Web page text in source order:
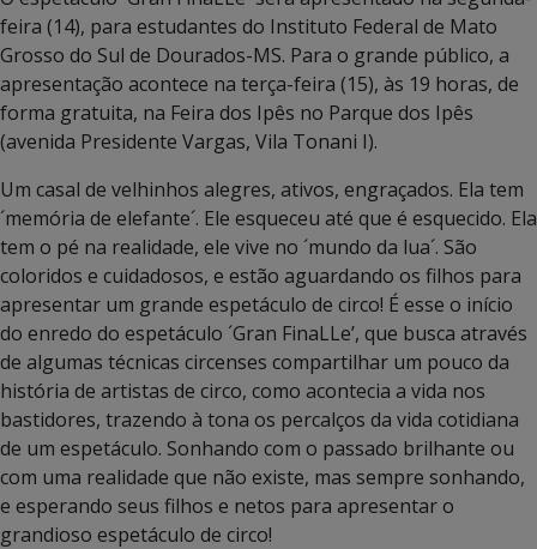
feira (14), para estudantes do Instituto Federal de Mato
Grosso do Sul de Dourados-MS. Para o grande público, a
apresentação acontece na terça-feira (15), às 19 horas, de
forma gratuita, na Feira dos Ipês no Parque dos Ipês
(avenida Presidente Vargas, Vila Tonani I).
Um casal de velhinhos alegres, ativos, engraçados. Ela tem
´memória de elefante´. Ele esqueceu até que é esquecido. Ela
tem o pé na realidade, ele vive no ´mundo da lua´. São
coloridos e cuidadosos, e estão aguardando os filhos para
apresentar um grande espetáculo de circo! É esse o início
do enredo do espetáculo ´Gran FinaLLe’, que busca através
de algumas técnicas circenses compartilhar um pouco da
história de artistas de circo, como acontecia a vida nos
bastidores, trazendo à tona os percalços da vida cotidiana
de um espetáculo. Sonhando com o passado brilhante ou
com uma realidade que não existe, mas sempre sonhando,
e esperando seus filhos e netos para apresentar o
grandioso espetáculo de circo!